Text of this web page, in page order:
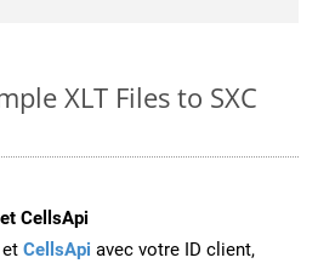
XLT Files to SXC
CellsApi
et CellsApi avec votre ID client,